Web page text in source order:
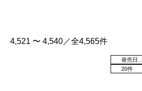
4,521 〜 4,540／全4,565件
20件